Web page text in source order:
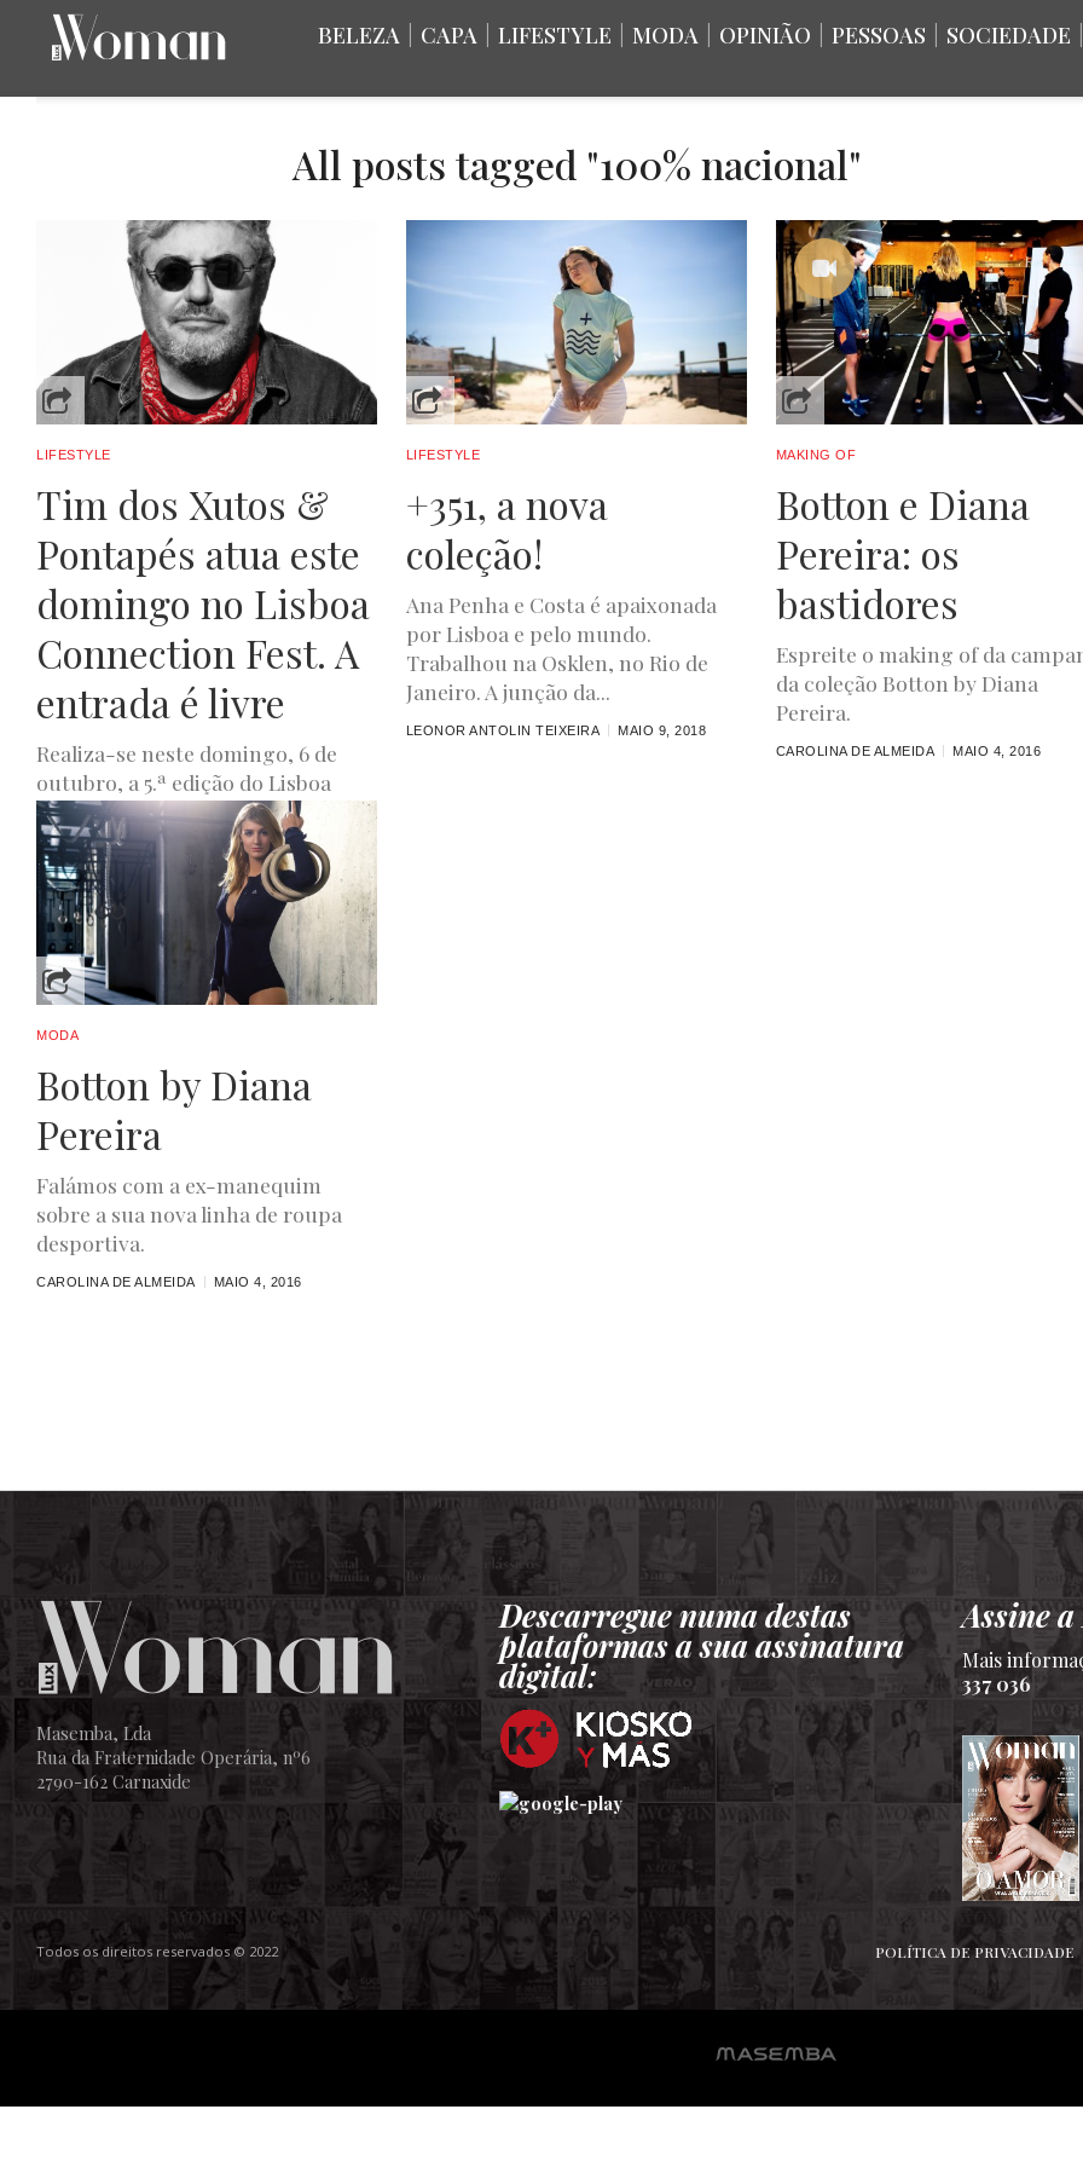
BELEZA CAPA LIFESTYLE MODA OPINIÃO PESSOAS SOCIEDADE
All posts tagged "100% nacional"
LIFESTYLE
Tim dos Xutos &
Pontapés atua este
domingo no Lisboa
Connection Fest. A
entrada é livre
Realiza-se neste domingo, 6 de
outubro, a 5.ª edição do Lisboa
Connection Fest no Palácio
Baldaya, em Benfica, com entrada
livre....
JOANA DE OLIVEIRA OUTUBRO 1, 2024
LIFESTYLE
+351, a nova
coleção!
Ana Penha e Costa é apaixonada
por Lisboa e pelo mundo.
Trabalhou na Osklen, no Rio de
Janeiro. A junção da...
LEONOR ANTOLIN TEIXEIRA MAIO 9, 2018
MAKING OF
Botton e Diana
Pereira: os
bastidores
Espreite o making of da
da coleção Botton by Diana
Pereira.
CAROLINA DE ALMEIDA MAIO 4, 2016
MODA
Botton by Diana
Pereira
Falámos com a ex-manequim
sobre a sua nova linha de roupa
desportiva.
CAROLINA DE ALMEIDA MAIO 4, 2016
Masemba, Lda
Rua da Fraternidade Operária, nº6
2790-162 Carnaxide
Descarregue numa destas
plataformas a sua assinatura
digital:
Assine
Mais
337 036
POLÍTICA DE PRIVACIDADE
Todos os direitos reservados © 2022